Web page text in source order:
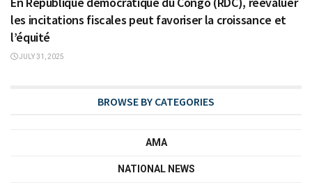
les incitations fiscales peut favoriser la croissance et
l’équité
JULY 31, 2025
BROWSE BY CATEGORIES
AMA
NATIONAL NEWS